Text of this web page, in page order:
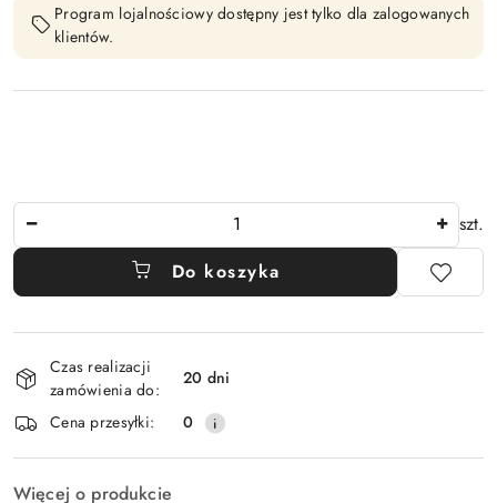
Program lojalnościowy dostępny jest tylko dla zalogowanych
klientów.
szt.
Do koszyka
Dostępność
i
dostawa
Czas realizacji
zamówienia do:
20 dni
Cena przesyłki:
0
Więcej o produkcie